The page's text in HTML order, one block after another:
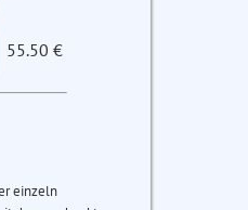
55.50 €
einzeln